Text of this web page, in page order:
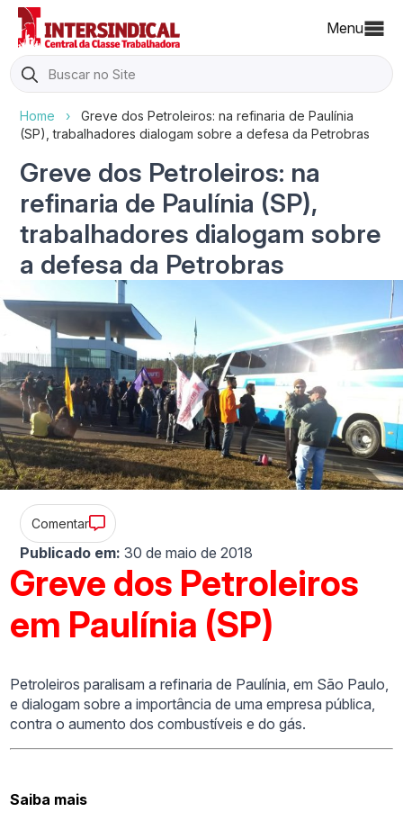
Menu
Search
for:
Home ›
Greve dos Petroleiros: na refinaria de Paulínia
(SP), trabalhadores dialogam sobre a defesa da Petrobras
Greve dos Petroleiros: na
refinaria de Paulínia (SP),
trabalhadores dialogam sobre
a defesa da Petrobras
Comentar
Publicado em: 30 de maio de 2018
Greve dos Petroleiros
em Paulínia (SP)
Petroleiros paralisam a refinaria de Paulínia, em São Paulo,
e dialogam sobre a importância de uma empresa pública,
contra o aumento dos combustíveis e do gás.
Saiba mais